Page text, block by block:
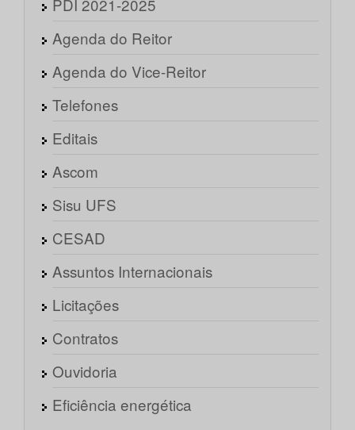
PDI 2021-2025
Agenda do Reitor
Agenda do Vice-Reitor
Telefones
Editais
Ascom
Sisu UFS
CESAD
Assuntos Internacionais
Licitações
Contratos
Ouvidoria
Eficiência energética